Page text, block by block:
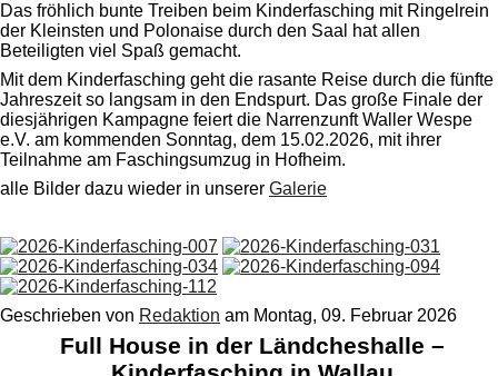
Das fröhlich bunte Treiben beim Kinderfasching mit Ringelrein
der Kleinsten und Polonaise durch den Saal hat allen
Beteiligten viel Spaß gemacht.
Mit dem Kinderfasching geht die rasante Reise durch die fünfte
Jahreszeit so langsam in den Endspurt. Das große Finale der
diesjährigen Kampagne feiert die Narrenzunft Waller Wespe
e.V. am kommenden Sonntag, dem 15.02.2026, mit ihrer
Teilnahme am Faschingsumzug in Hofheim.
alle Bilder dazu wieder in unserer Galerie
Geschrieben von Redaktion am Montag, 09. Februar 2026
Full House in der Ländcheshalle –